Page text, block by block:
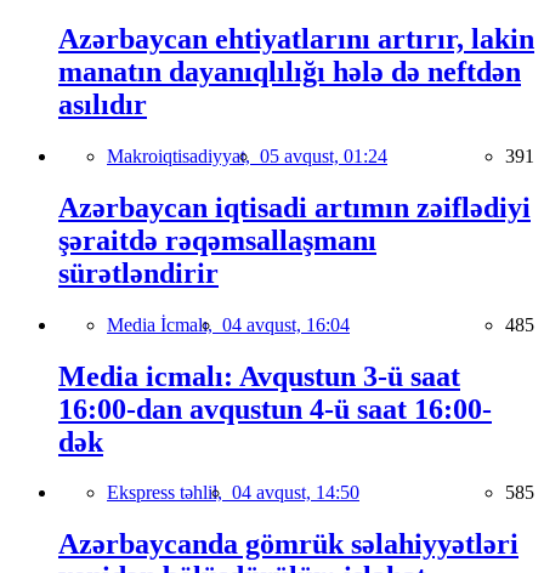
Azərbaycan ehtiyatlarını artırır, lakin
manatın dayanıqlılığı hələ də neftdən
asılıdır
Makroiqtisadiyyat, 05 avqust, 01:24 391
Azərbaycan iqtisadi artımın zəiflədiyi
şəraitdə rəqəmsallaşmanı
sürətləndirir
Media İcmalı, 04 avqust, 16:04 485
Media icmalı: Avqustun 3-ü saat
16:00-dan avqustun 4-ü saat 16:00-
dək
Ekspress təhlil, 04 avqust, 14:50 585
Azərbaycanda gömrük səlahiyyətləri